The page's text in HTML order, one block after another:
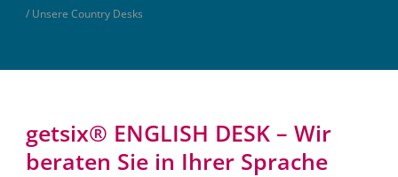
/ Unsere Country Desks
getsix® ENGLISH DESK – Wir
beraten Sie in Ihrer Sprache